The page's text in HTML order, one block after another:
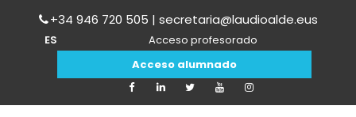
+34 946 720 505 | secretaria@laudioalde.eus
ES
Acceso profesorado
Acceso alumnado